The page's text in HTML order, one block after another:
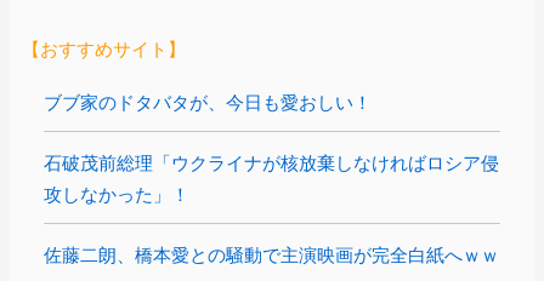
【おすすめサイト】
ブブ家のドタバタが、今日も愛おしい！
石破茂前総理「ウクライナが核放棄しなければロシア侵
攻しなかった」！
佐藤二朗、橋本愛との騒動で主演映画が完全白紙へｗｗ